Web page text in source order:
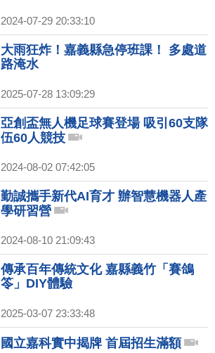
2024-07-29 20:33:10
大雨狂炸！嘉義縣急停班課！ 多處道
路淹水
2025-07-28 13:09:29
亞創盃無人機足球賽登場 吸引60支隊
伍60人競技
2024-08-02 07:42:05
勤誠攜手新代AI育才 辦智慧機器人產
學研習營
2024-08-10 21:09:43
傳承百年傳統文化 嘉縣義竹「賽鴿
笭」DIY體驗
2025-03-07 23:33:48
國立嘉科實中揭牌 首屆招生滿額